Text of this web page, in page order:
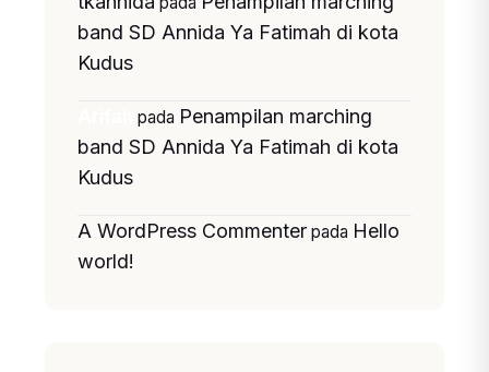
band SD Annida Ya Fatimah di kota
Kudus
pada Penampilan marching
band SD Annida Ya Fatimah di kota
Kudus
A WordPress Commenter pada Hello
world!